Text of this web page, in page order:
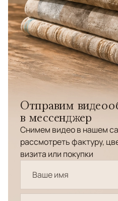
Отправим
в мессенджер
Снимем видео в нашем
рассмотреть фактуру,
визита или покупки